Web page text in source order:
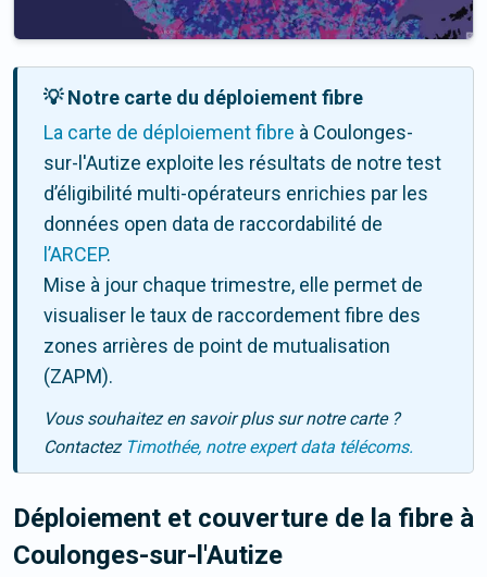
💡 Notre carte du déploiement fibre
La carte de déploiement fibre à Coulonges-
sur-l'Autize exploite les résultats de notre test
d’éligibilité multi-opérateurs enrichies par les
données open data de raccordabilité de
l’ARCEP.
Mise à jour chaque trimestre, elle permet de
visualiser le taux de raccordement fibre des
zones arrières de point de mutualisation
(ZAPM).
Vous souhaitez en savoir plus sur notre carte ?
Contactez Timothée, notre expert data télécoms.
Déploiement et couverture de la fibre à
Coulonges-sur-l'Autize